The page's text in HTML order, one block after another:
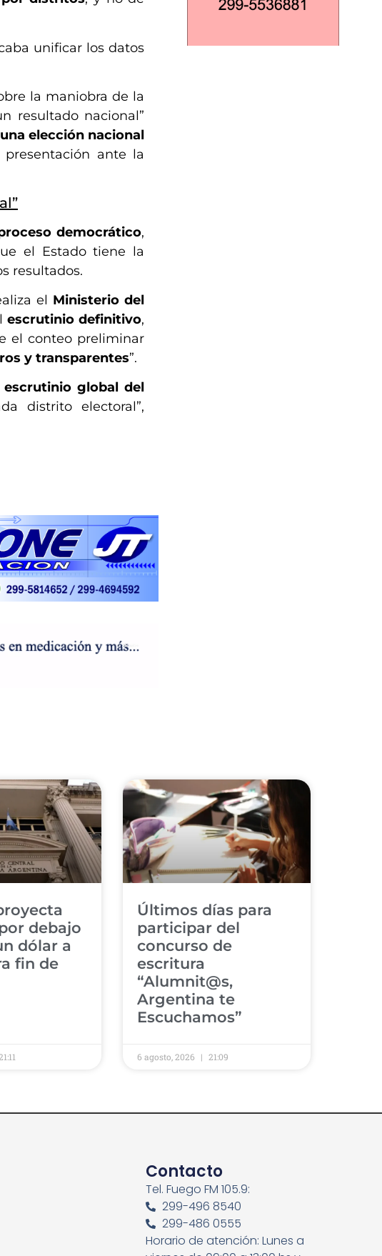
unificar los datos
la maniobra de la
resultado nacional”
elección nacional
ante la
democrático,
el Estado tiene la
resultados.
el Ministerio del
escrutinio definitivo,
el conteo preliminar
y transparentes”.
global del
distrito electoral”,
debajo
dólar a
fin de
Últimos días para
participar del
concurso de
escritura
“Alumnit@s,
Argentina te
Escuchamos”
6 agosto, 2026 21:09
Contacto
Tel. Fuego FM 105.9:
299-496 8540
299-486 0555
Horario de atención: Lunes a